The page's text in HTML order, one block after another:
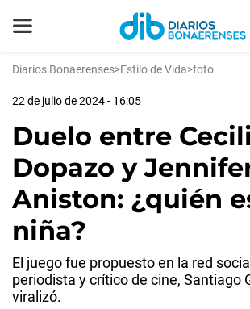
Diarios Bonaerenses>Estilo de Vida>foto
22 de julio de 2024 - 16:05
Duelo entre
Dopazo y
Aniston: ¿quién
niña?
El juego fue propuesto en la red
periodista y crítico de cine, Santiago
viralizó.